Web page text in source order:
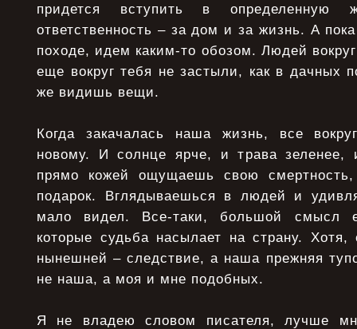
придется вступить в
ответственность – за дом и за жизнь. А
походе, идем каким-то обозом. Людей
еще вокруг тебя не застыли, как в дачных
же видишь вещи.
Когда закачалась наша жизнь, все
новому. И солнце ярче, и трава зеленее,
прямо кожей ощущаешь свою
подарок. Вглядываешься в людей и
мало видел. Все-таки, большой смысл
которые судьба насылает на страну. Хотя,
нынешней – следствие, а наша прежняя
не наша, а моя и мне подобных.
Я не владею словом писателя, лучше